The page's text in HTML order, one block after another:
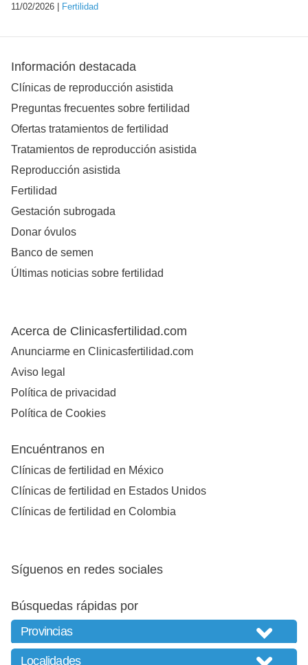
11/02/2026 | Fertilidad
Información destacada
Clínicas de reproducción asistida
Preguntas frecuentes sobre fertilidad
Ofertas tratamientos de fertilidad
Tratamientos de reproducción asistida
Reproducción asistida
Fertilidad
Gestación subrogada
Donar óvulos
Banco de semen
Últimas noticias sobre fertilidad
Acerca de Clinicasfertilidad.com
Anunciarme en Clinicasfertilidad.com
Aviso legal
Política de privacidad
Política de Cookies
Encuéntranos en
Clínicas de fertilidad en México
Clínicas de fertilidad en Estados Unidos
Clínicas de fertilidad en Colombia
Síguenos en redes sociales
Búsquedas rápidas por